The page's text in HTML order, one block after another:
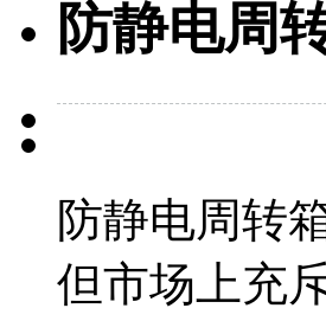
防静电周
防静电周转
但市场上充